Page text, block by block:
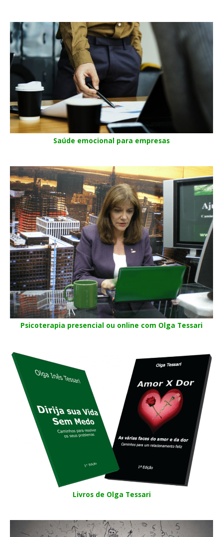
Saúde emocional para empresas
Psicoterapia presencial ou online com Olga Tessari
Livros de Olga Tessari